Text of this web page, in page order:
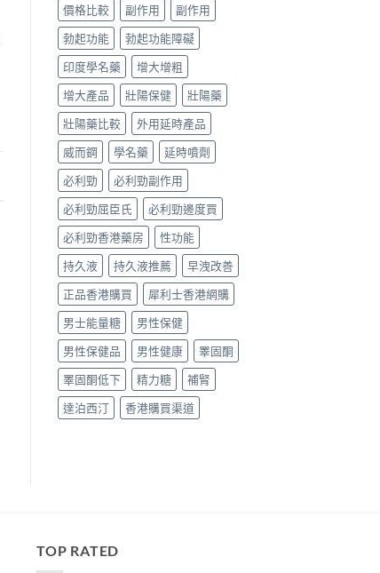
與
安
全
購
買
指
南〉
中
服
用
報
告
與
正
貨
購
買
指
南〉
中
價格比較
副作用
副作用
勃起功能
勃起功能障礙
印度學名藥
增大增粗
增大產品
壯陽保健
壯陽藥
壯陽藥比較
外用延時產品
威而鋼
學名藥
延時噴劑
必利勁
必利勁副作用
必利勁屈臣氏
必利勁邊度買
必利勁香港藥房
性功能
持久液
持久液推薦
早洩改善
正品香港購買
犀利士香港網購
男士能量糖
男性保健
男性保健品
男性健康
睪固酮
睪固酮低下
精力糖
補腎
達泊西汀
香港購買渠道
TOP RATED